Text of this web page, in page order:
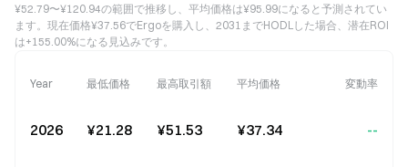
¥52.79〜¥120.94の範囲で推移し、平均価格は¥95.99になると予測されてい
ます。現在価格¥37.56でErgoを購入し、2031までHODLした場合、潜在ROI
は+155.00%になる見込みです。
Year 最低価格 最高取引額 平均価格 変動率
2026 ¥21.28 ¥51.53 ¥37.34 --